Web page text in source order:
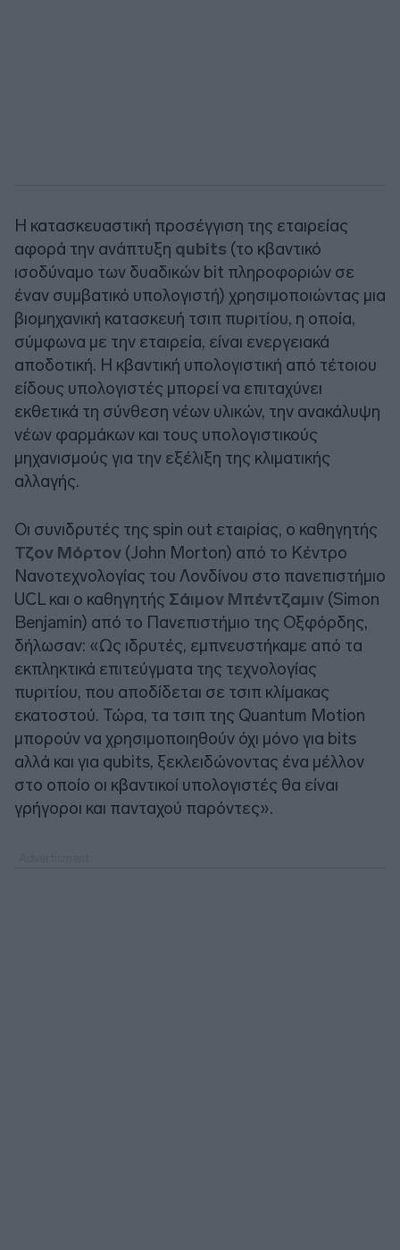
Η κατασκευαστική προσέγγιση της εταιρείας
αφορά την ανάπτυξη qubits (το κβαντικό
ισοδύναμο των δυαδικών bit πληροφοριών σε
έναν συμβατικό υπολογιστή) χρησιμοποιώντας μια
βιομηχανική κατασκευή τσιπ πυριτίου, η οποία,
σύμφωνα με την εταιρεία, είναι ενεργειακά
αποδοτική. Η κβαντική υπολογιστική από τέτοιου
είδους υπολογιστές μπορεί να επιταχύνει
εκθετικά τη σύνθεση νέων υλικών, την ανακάλυψη
νέων φαρμάκων και τους υπολογιστικούς
μηχανισμούς για την εξέλιξη της κλιματικής
αλλαγής.
Οι συνιδρυτές της spin out εταιρίας, ο καθηγητής
Τζον Μόρτον (John Morton) από το Κέντρο
Νανοτεχνολογίας του Λονδίνου στο πανεπιστήμιο
UCL και ο καθηγητής Σάιμον Μπέντζαμιν (Simon
Benjamin) από το Πανεπιστήμιο της Οξφόρδης,
δήλωσαν: «Ως ιδρυτές, εμπνευστήκαμε από τα
εκπληκτικά επιτεύγματα της τεχνολογίας
πυριτίου, που αποδίδεται σε τσιπ κλίμακας
εκατοστού. Τώρα, τα τσιπ της Quantum Motion
μπορούν να χρησιμοποιηθούν όχι μόνο για bits
αλλά και για qubits, ξεκλειδώνοντας ένα μέλλον
στο οποίο οι κβαντικοί υπολογιστές θα είναι
γρήγοροι και πανταχού παρόντες».